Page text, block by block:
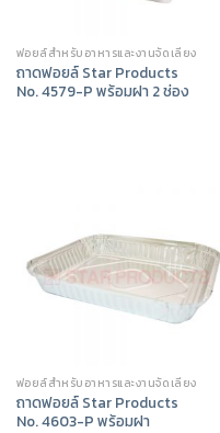
ฟอยล์สำหรับอาหารและงานจัดเลี้ยง
ถาดฟอยล์ Star Products
No. 4579-P พร้อมฝา 2 ช่อง
ฟอยล์สำหรับอาหารและงานจัดเลี้ยง
ถาดฟอยล์ Star Products
No. 4603-P พร้อมฝา